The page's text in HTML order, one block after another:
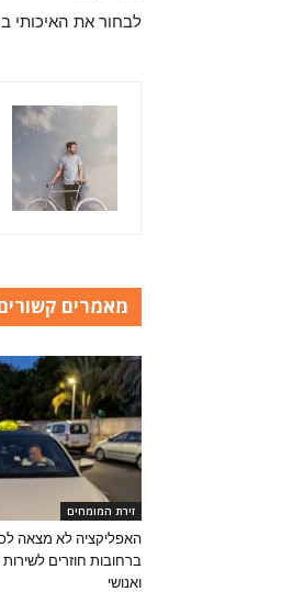
לבחור את האיכותי
מאמרים
זירת המומחים
האפליקציה לא מצאה
ברחובות חוזרים
ואנושי